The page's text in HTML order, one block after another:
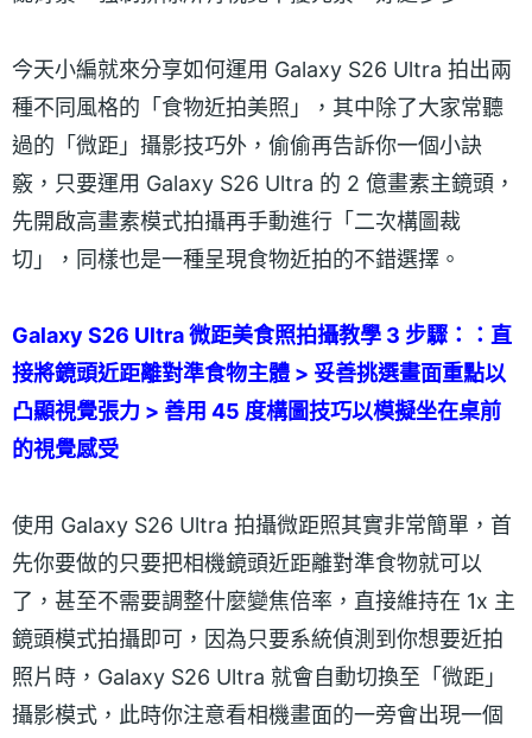
今天小編就來分享如何運用 Galaxy S26 Ultra 拍出兩
種不同風格的「食物近拍美照」，其中除了大家常聽
過的「微距」攝影技巧外，偷偷再告訴你一個小訣
竅，只要運用 Galaxy S26 Ultra 的 2 億畫素主鏡頭，
先開啟高畫素模式拍攝再手動進行「二次構圖裁
切」，同樣也是一種呈現食物近拍的不錯選擇。
Galaxy S26 Ultra 微距美食照拍攝教學 3 步驟：：直
接將鏡頭近距離對準食物主體 > 妥善挑選畫面重點以
凸顯視覺張力 > 善用 45 度構圖技巧以模擬坐在桌前
的視覺感受
使用 Galaxy S26 Ultra 拍攝微距照其實非常簡單，首
先你要做的只要把相機鏡頭近距離對準食物就可以
了，甚至不需要調整什麼變焦倍率，直接維持在 1x 主
鏡頭模式拍攝即可，因為只要系統偵測到你想要近拍
照片時，Galaxy S26 Ultra 就會自動切換至「微距」
攝影模式，此時你注意看相機畫面的一旁會出現一個